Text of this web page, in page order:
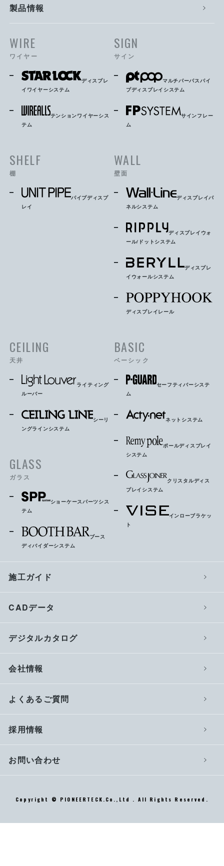
製品情報
WIRE
ワイヤー
ディスプレ
イワイヤーシステム
テンションワイヤーシス
テム
SIGN
サイン
マルチパーパスパイ
プディスプレイシステム
サインフレー
ム
SHELF
棚
パイプディスプ
レイ
WALL
壁面
ディスプレイパ
ネルシステム
ディスプレイウォ
ール/ドットシステム
ディスプレ
イウォールシステム
ディスプレイレール
CEILING
天井
ライティング
ルーバー
シーリ
ングラインシステム
GLASS
ガラス
ショーケースパーツシス
テム
ブース
ディバイダーシステム
BASIC
ベーシック
セーフティバーシステ
ム
ネットシステム
ポールディスプレイ
システム
クリスタルディス
プレイシステム
インローブラケッ
ト
施工ガイド
CADデータ
デジタルカタログ
会社情報
よくあるご質問
採用情報
お問い合わせ
Copyright © PIONEERTECK.Co.,Ltd . All Rights Reserved.